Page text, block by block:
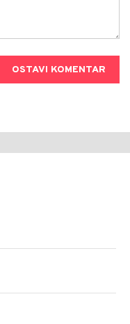
OSTAVI KOMENTAR